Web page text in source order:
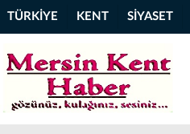
TÜRKİYE KENT SİYASET